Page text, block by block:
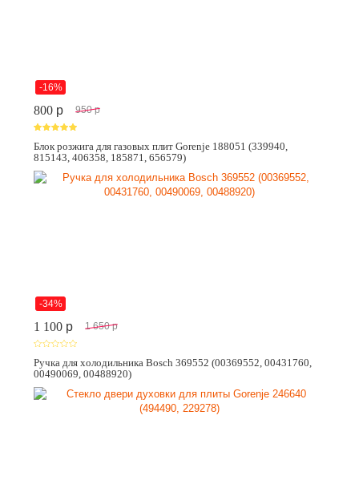
-16%
800 p 950 p
Блок розжига для газовых плит Gorenje 188051 (339940,
815143, 406358, 185871, 656579)
-34%
1 100 p 1 650 p
Ручка для холодильника Bosch 369552 (00369552, 00431760,
00490069, 00488920)